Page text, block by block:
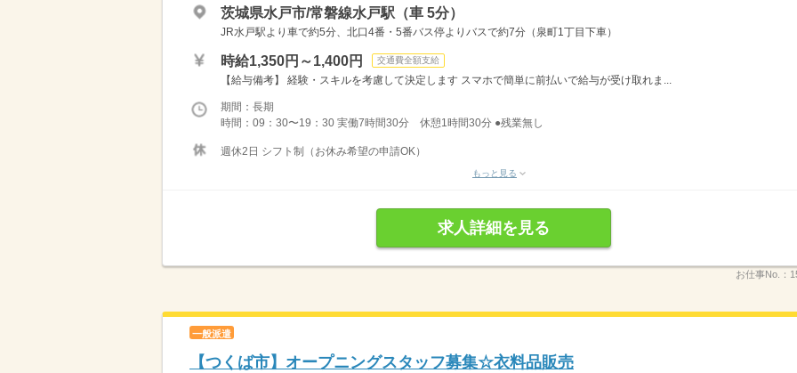
茨城県水戸市/常磐線水戸駅（車 5分）
JR水戸駅より車で約5分、北口4番・5番バス停よりバスで約7分（泉町1丁目下車）
時給1,350円～1,400円 交通費全額支給
【給与備考】 経験・スキルを考慮して決定します スマホで簡単に前払いで給与が受け取れま...
期間：長期
時間：09：30〜19：30 実働7時間30分 休憩1時間30分 ●残業無し
週休2日 シフト制（お休み希望の申請OK）
もっと見る
求人詳細を見る
お仕事No.：
一般派遣
【つくば市】オープニングスタッフ募集☆衣料品販売